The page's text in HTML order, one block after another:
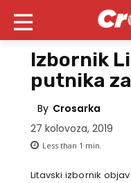
Izbornik
putnika
By Crosarka
27 kolovoza, 2019
Less than 1 min.
Litavski izbornik